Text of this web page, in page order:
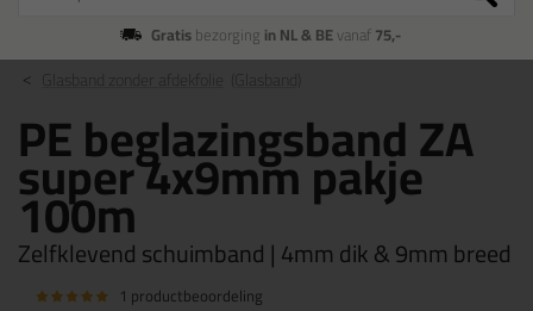
Gratisbezorging in NL & BEvanaf75,-
Glasband zonder afdekfolie
PE beglazingsband ZA
super 4x9mm pakje
100m
Zelfklevend schuimband | 4mm dik & 9mm breed
1 productbeoordeling